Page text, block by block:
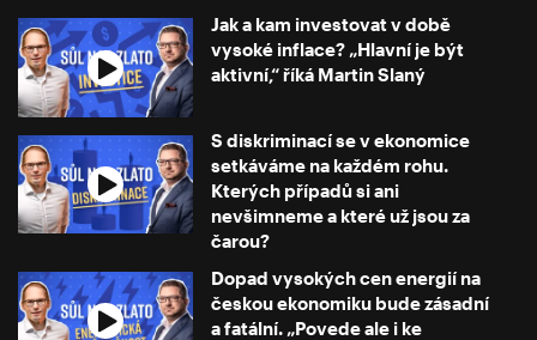
Jak a kam investovat v době
vysoké inflace? „Hlavní je být
aktivní,“ říká Martin Slaný
S diskriminací se v ekonomice
setkáváme na každém rohu.
Kterých případů si ani
nevšimneme a které už jsou za
čarou?
Dopad vysokých cen energií na
českou ekonomiku bude zásadní
a fatální. „Povede ale i ke